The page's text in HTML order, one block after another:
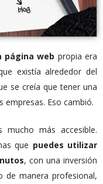
página web propia era
existía alrededor del
se creía que tener una
empresas. Eso cambió.
más accesible.
que puedes utilizar
, con una inversión
de manera profesional,